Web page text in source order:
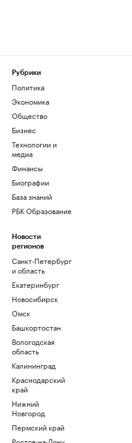
Рубрики
Политика
Экономика
Общество
Бизнес
Технологии и
медиа
Финансы
Биографии
База знаний
РБК Образование
Новости
регионов
Санкт-Петербург
и область
Екатеринбург
Новосибирск
Омск
Башкортостан
Вологодская
область
Калининград
Краснодарский
край
Нижний
Новгород
Пермский край